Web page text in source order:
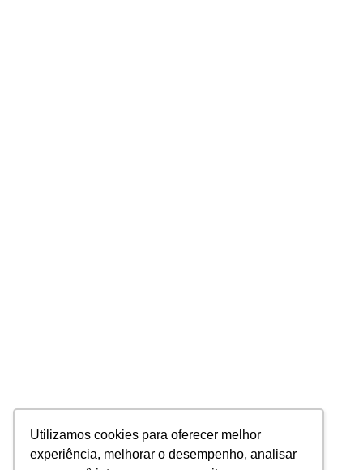
Utilizamos cookies para oferecer melhor
experiência, melhorar o desempenho, analisar